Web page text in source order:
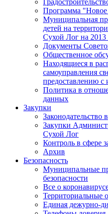
Программа "Новое
Муниципальная
детей на
Сухой Лог на 2013
Документы
Общественное
Находящиеся в
самоуправления
предоставлению с
Политика в
данных
Закупки
Законодательство
Закупки
Сухой Лог
Контроль в сфере
Архив
Безопасность
Муниципальные
безопасности
Все о
Территориальные
Единая дежурно-